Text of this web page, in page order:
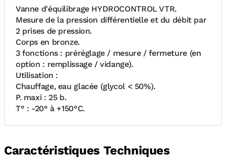
Vanne d'équilibrage HYDROCONTROL VTR.
Mesure de la pression différentielle et du débit par
2 prises de pression.
Corps en bronze.
3 fonctions : préréglage / mesure / fermeture (en
option : remplissage / vidange).
Utilisation :
Chauffage, eau glacée (glycol < 50%).
P. maxi : 25 b.
T° : -20° à +150°C.
Caractéristiques Techniques